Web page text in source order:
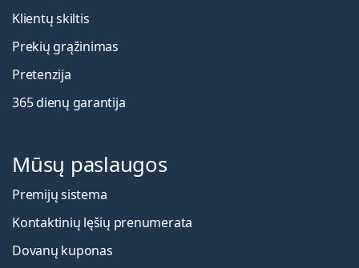
Klientų skiltis
Prekių grąžinimas
Pretenzija
365 dienų garantija
Mūsų paslaugos
Premijų sistema
Kontaktinių lęšių prenumerata
Dovanų kuponas